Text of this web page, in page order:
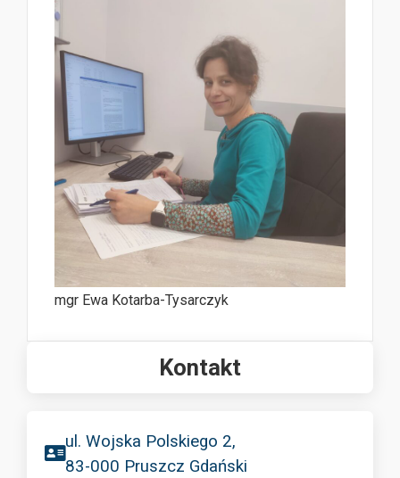
mgr Ewa Kotarba-Tysarczyk
Kontakt
ul. Wojska Polskiego 2,
83-000 Pruszcz Gdański